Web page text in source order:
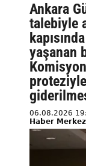
Ankara
talebiyle
yaşanan
06.08.2026
Haber